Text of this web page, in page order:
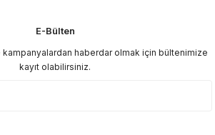
E-Bülten
kampanyalardan haberdar olmak için bültenimize
kayıt olabilirsiniz.